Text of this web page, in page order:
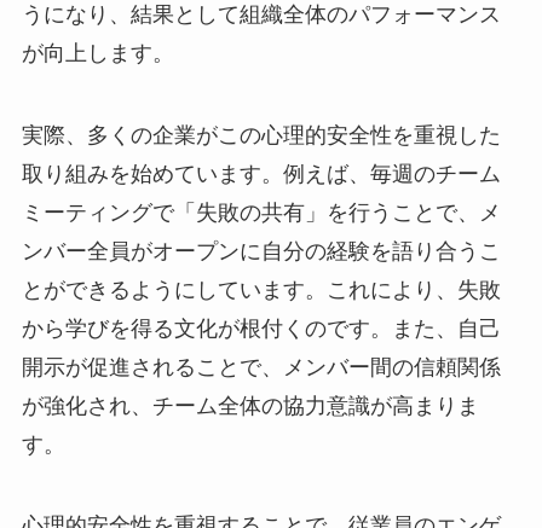
うになり、結果として組織全体のパフォーマンス
が向上します。
実際、多くの企業がこの心理的安全性を重視した
取り組みを始めています。例えば、毎週のチーム
ミーティングで「失敗の共有」を行うことで、メ
ンバー全員がオープンに自分の経験を語り合うこ
とができるようにしています。これにより、失敗
から学びを得る文化が根付くのです。また、自己
開示が促進されることで、メンバー間の信頼関係
が強化され、チーム全体の協力意識が高まりま
す。